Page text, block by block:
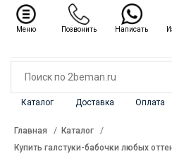
Каталог Доставка Оплата
Каталог ✖
Главная
Каталог
Купить галстуки-бабочки любых
Меню Позвонить Написать